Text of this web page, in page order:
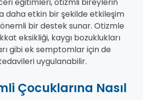
eğitimleri, otizmli bireylerin
daha etkin bir şekilde etkileşim
bir destek sunar. Otizmle
eksikliği, kaygı bozuklukları
gibi ek semptomlar için de
uygulanabilir.
Çocuklarına Nasıl